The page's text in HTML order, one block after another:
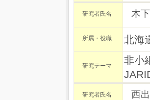
研究者氏名 木
所属・役職 北海
研究テーマ
非小
研究者氏名 西